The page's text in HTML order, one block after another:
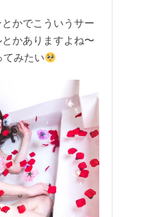
かでこういうサー
かありますよね〜
てみたい